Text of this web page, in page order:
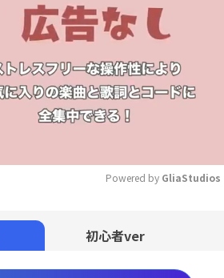
Powered by GliaStudios
初心者ver